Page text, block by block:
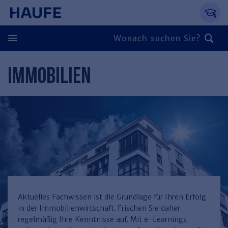
Springe direkt zum Hauptinhalt, zur
Zum Hauptinhalt springen
Zur Navigation springen
Zur Suche springen
Zurück
Personal
Finden Sie Ihr Thema
Arbeitsrecht
Führung
Steuern & Rechnungswesen
Finden Sie Ihr Thema
Rechnungswesen
Recht & Compliance
Finden Sie Ihr Thema
Immobilien
Zurück
Öffentlicher Dienst
Zurück
IMMOBILIEN
Aktuelles Fachwissen ist die Grundlage für Ihren Erfolg
in der Immobilienwirtschaft. Frischen Sie daher
regelmäßig Ihre Kenntnisse auf. Mit e-Learnings